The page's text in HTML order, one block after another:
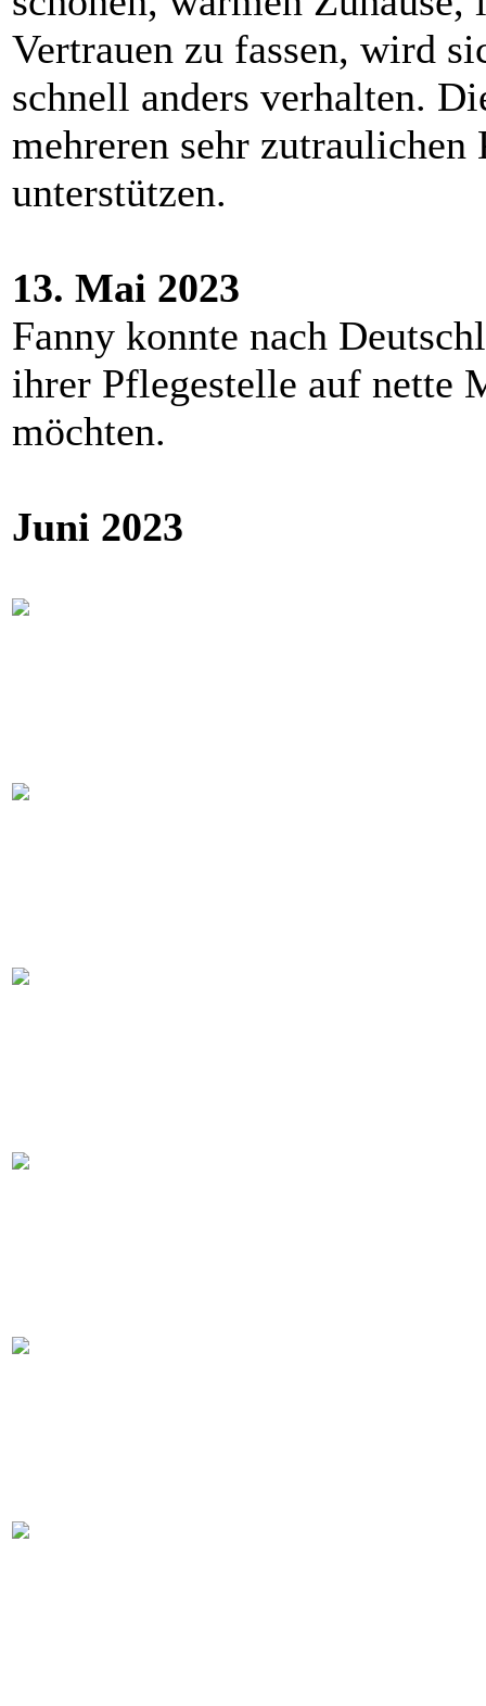
Vertrauen zu fassen, wird
schnell anders verhalten.
mehreren sehr
unterstützen.
13. Mai 2023
Fanny konnte nach
ihrer Pflegestelle auf nette
möchten.
Juni 2023